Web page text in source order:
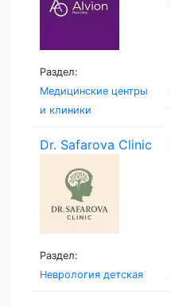
Раздел:
Медицинские центры
и клиники
Dr. Safarova Clinic
Раздел:
Неврология детская